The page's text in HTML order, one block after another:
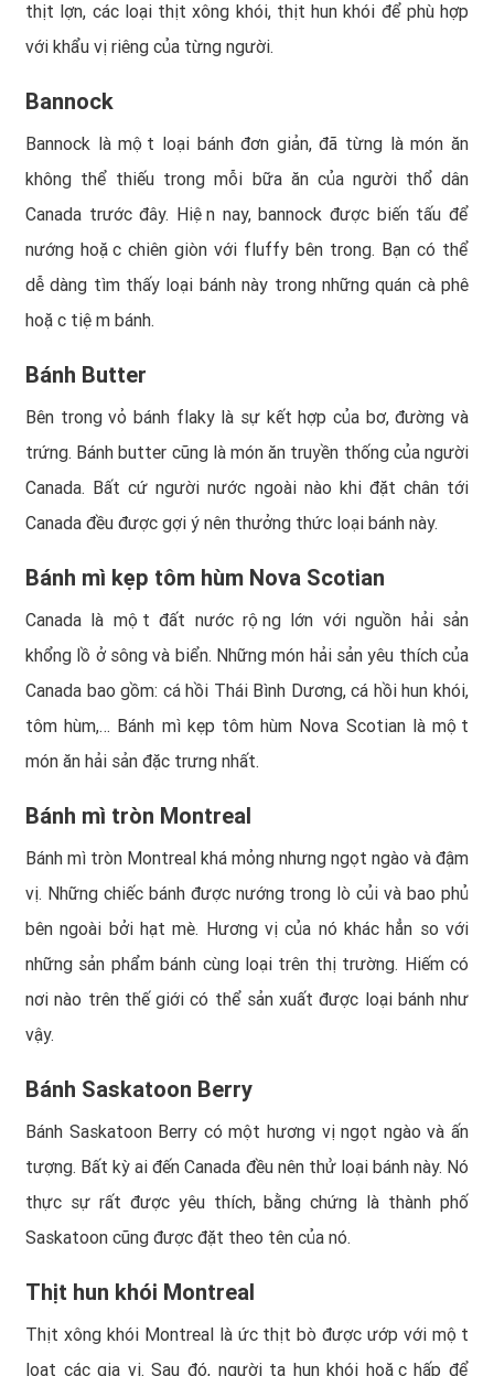
thịt lợn, các loại thịt xông khói, thịt hun khói để phù hợp
với khẩu vị riêng của từng người.
Bannock
Bannock là một loại bánh đơn giản, đã từng là món ăn
không thể thiếu trong mỗi bữa ăn của người thổ dân
Canada trước đây. Hiện nay, bannock được biến tấu để
nướng hoặc chiên giòn với fluffy bên trong. Bạn có thể
dễ dàng tìm thấy loại bánh này trong những quán cà phê
hoặc tiệm bánh.
Bánh Butter
Bên trong vỏ bánh flaky là sự kết hợp của bơ, đường và
trứng. Bánh butter cũng là món ăn truyền thống của người
Canada. Bất cứ người nước ngoài nào khi đặt chân tới
Canada đều được gợi ý nên thưởng thức loại bánh này.
Bánh mì kẹp tôm hùm Nova Scotian
Canada là một đất nước rộng lớn với nguồn hải sản
khổng lồ ở sông và biển. Những món hải sản yêu thích của
Canada bao gồm: cá hồi Thái Bình Dương, cá hồi hun khói,
tôm hùm,… Bánh mì kẹp tôm hùm Nova Scotian là một
món ăn hải sản đặc trưng nhất.
Bánh mì tròn Montreal
Bánh mì tròn Montreal khá mỏng nhưng ngọt ngào và đậm
vị. Những chiếc bánh được nướng trong lò củi và bao phủ
bên ngoài bởi hạt mè. Hương vị của nó khác hẳn so với
những sản phẩm bánh cùng loại trên thị trường. Hiếm có
nơi nào trên thế giới có thể sản xuất được loại bánh như
vậy.
Bánh Saskatoon Berry
Bánh Saskatoon Berry có một hương vị ngọt ngào và ấn
tượng. Bất kỳ ai đến Canada đều nên thử loại bánh này. Nó
thực sự rất được yêu thích, bằng chứng là thành phố
Saskatoon cũng được đặt theo tên của nó.
Thịt hun khói Montreal
Thịt xông khói Montreal là ức thịt bò được ướp với một
loạt các gia vị. Sau đó, người ta hun khói hoặc hấp để